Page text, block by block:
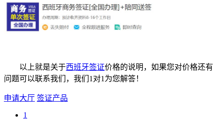
以上就是关于西班牙签证价格的说明，如果您对价格还有
问题可以联系我们，我们1对1为您解答！
申请大厅 签证产品
1